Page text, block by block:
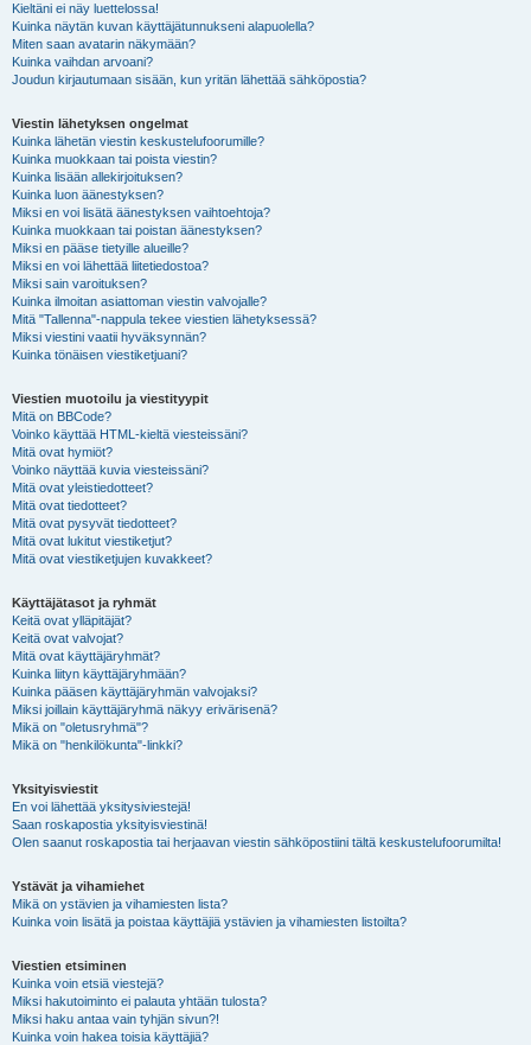
Kieltäni ei näy luettelossa!
Kuinka näytän kuvan käyttäjätunnukseni alapuolella?
Miten saan avatarin näkymään?
Kuinka vaihdan arvoani?
Joudun kirjautumaan sisään, kun yritän lähettää sähköpostia?
Viestin lähetyksen ongelmat
Kuinka lähetän viestin keskustelufoorumille?
Kuinka muokkaan tai poista viestin?
Kuinka lisään allekirjoituksen?
Kuinka luon äänestyksen?
Miksi en voi lisätä äänestyksen vaihtoehtoja?
Kuinka muokkaan tai poistan äänestyksen?
Miksi en pääse tietyille alueille?
Miksi en voi lähettää liitetiedostoa?
Miksi sain varoituksen?
Kuinka ilmoitan asiattoman viestin valvojalle?
Mitä "Tallenna"-nappula tekee viestien lähetyksessä?
Miksi viestini vaatii hyväksynnän?
Kuinka tönäisen viestiketjuani?
Viestien muotoilu ja viestityypit
Mitä on BBCode?
Voinko käyttää HTML-kieltä viesteissäni?
Mitä ovat hymiöt?
Voinko näyttää kuvia viesteissäni?
Mitä ovat yleistiedotteet?
Mitä ovat tiedotteet?
Mitä ovat pysyvät tiedotteet?
Mitä ovat lukitut viestiketjut?
Mitä ovat viestiketjujen kuvakkeet?
Käyttäjätasot ja ryhmät
Keitä ovat ylläpitäjät?
Keitä ovat valvojat?
Mitä ovat käyttäjäryhmät?
Kuinka liityn käyttäjäryhmään?
Kuinka pääsen käyttäjäryhmän valvojaksi?
Miksi joillain käyttäjäryhmä näkyy erivärisenä?
Mikä on "oletusryhmä"?
Mikä on "henkilökunta"-linkki?
Yksityisviestit
En voi lähettää yksitysiviestejä!
Saan roskapostia yksityisviestinä!
Olen saanut roskapostia tai herjaavan viestin sähköpostiini tältä keskustelufoorumilta!
Ystävät ja vihamiehet
Mikä on ystävien ja vihamiesten lista?
Kuinka voin lisätä ja poistaa käyttäjiä ystävien ja vihamiesten listoilta?
Viestien etsiminen
Kuinka voin etsiä viestejä?
Miksi hakutoiminto ei palauta yhtään tulosta?
Miksi haku antaa vain tyhjän sivun?!
Kuinka voin hakea toisia käyttäjiä?